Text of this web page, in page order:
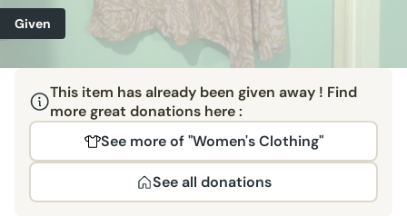
Given
This item has already been given away ! Find
more great donations here :
See more of "Women's Clothing"
See all donations